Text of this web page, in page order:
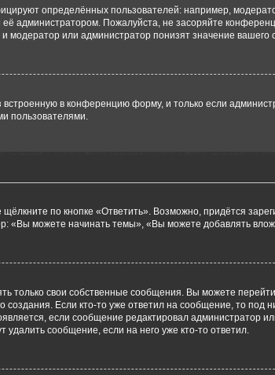
определённых пользователей: например,
администратором. Пожалуйста, не засоряйте
или администратор понизят значение вашего
в конференцию форму, и только если
пользователями.
по кнопке «Ответить». Возможно, придётся
«Вы можете начинать темы», «Вы можете добавлять
только свои собственные сообщения. Вы можете
создания. Если кто-то уже ответил на сообщение, то под
если сообщение редактировал администратор
сообщение, если на него уже кто-то ответил.